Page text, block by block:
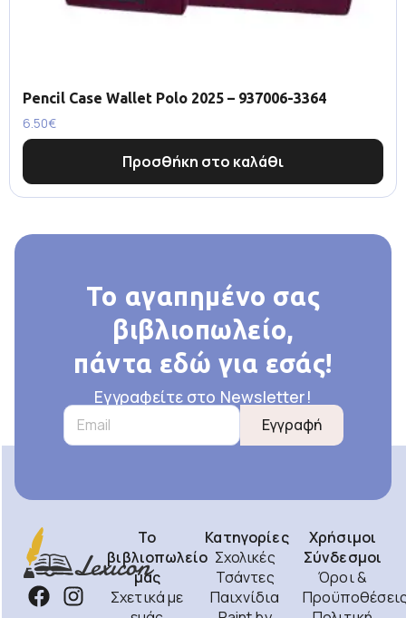
Pencil Case Wallet Polo 2025 – 937006-3364
6.50€
Προσθήκη στο καλάθι
Το αγαπημένο σας
βιβλιοπωλείο,
πάντα εδώ για εσάς!
Εγγραφείτε στο Newsletter!
Εγγραφή
Το
βιβλιοπωλείο
μας
Σχετικά με
Κατηγορίες
Σχολικές
Τσάντες
Παιχνίδια
Χρήσιμοι
Σύνδεσμοι
Όροι &